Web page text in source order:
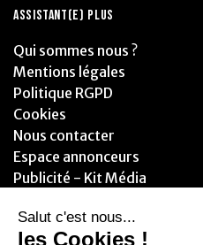
ASSISTANT(E) PLUS
Qui sommes nous ?
Mentions légales
Politique RGPD
Cookies
Nous contacter
Espace annonceurs
Publicité - Kit Média
PARTENAIRES